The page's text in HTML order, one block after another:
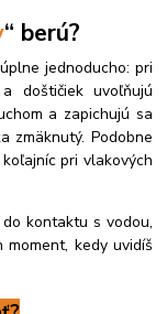
“ berú?
jednoducho: pri
doštičiek uvoľňujú
a zapichujú sa
zmäknutý. Podobne
pri vlakových
kontaktu s vodou,
kedy uvidíš